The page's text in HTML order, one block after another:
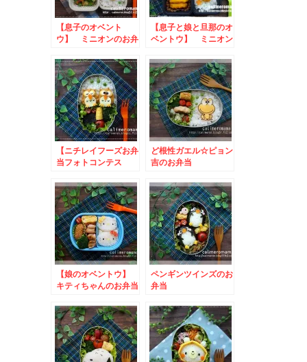
【息子のオベント
ウ】 ミニオンのお弁
【息子と娘と旦那のオ
ベントウ】 ミニオン
【ニチレイフーズお弁
当フォトコンテス
当とこいのぼりのお弁
当
ど根性ガエル☆ピョン
吉のお弁当
【娘のオベントウ】
キティちゃんのお弁当
ペンギンツインズのお
弁当